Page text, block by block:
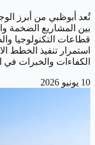
تُعد أبوظبي من أبرز
بين المشاريع الضخمة
قطاعات التكنولوجيا
استمرار تنفيذ الخطط
الكفاءات والخبرات
10 يونيو 2026